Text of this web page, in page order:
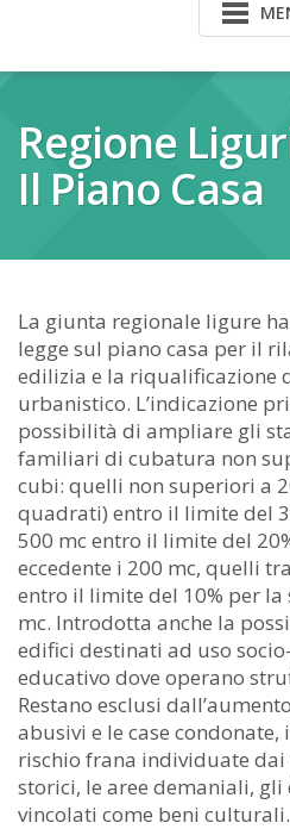
Regione
Il Piano Casa
La giunta regionale ligure
legge sul piano casa per il
edilizia e la riqualificazione
urbanistico. L’indicazione
possibilità di ampliare gli
familiari di cubatura non
cubi: quelli non superiori a
quadrati) entro il limite del
500 mc entro il limite del
eccedente i 200 mc, quelli
entro il limite del 10% per la
mc. Introdotta anche la
edifici destinati ad uso
educativo dove operano
Restano esclusi
abusivi e le case
rischio frana individuate
storici, le aree demaniali,
vincolati come beni culturali.